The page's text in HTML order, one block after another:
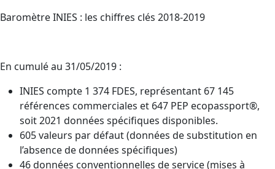
Baromètre INIES : les chiffres clés 2018-2019
En cumulé au 31/05/2019 :
INIES compte 1 374 FDES, représentant 67 145
références commerciales et 647 PEP ecopassport®,
soit 2021 données spécifiques disponibles.
605 valeurs par défaut (données de substitution en
l’absence de données spécifiques)
46 données conventionnelles de service (mises à